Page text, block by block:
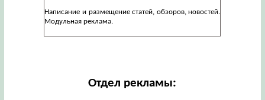
Написание и размещение статей, обзоров, новостей.
Модульная реклама.
Отдел рекламы: